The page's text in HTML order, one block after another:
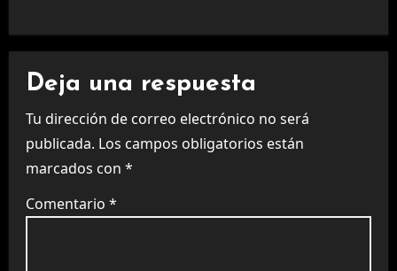
Deja una respuesta
Tu dirección de correo electrónico no será
publicada. Los campos obligatorios están
marcados con *
Comentario *